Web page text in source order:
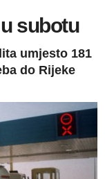
subotu
umjesto 181
do Rijeke